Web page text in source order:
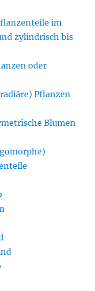
im
zylindrisch bis
oder
Pflanzen
Blumen